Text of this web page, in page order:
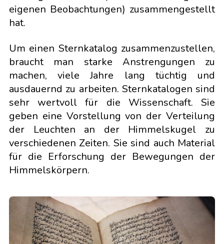
eigenen Beobachtungen) zusammengestellt
hat.
Um einen Sternkatalog zusammenzustellen,
braucht man starke Anstrengungen zu
machen, viele Jahre lang tüchtig und
ausdauernd zu arbeiten. Sternkatalogen sind
sehr wertvoll für die Wissenschaft. Sie
geben eine Vorstellung von der Verteilung
der Leuchten an der Himmelskugel zu
verschiedenen Zeiten. Sie sind auch Material
für die Erforschung der Bewegungen der
Himmelskörpern.